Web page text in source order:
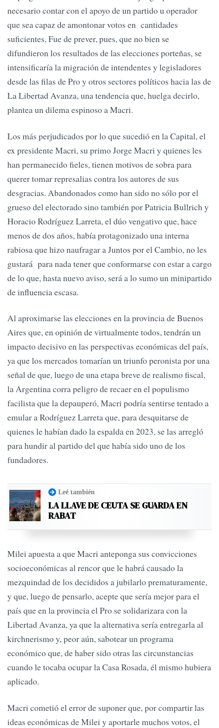
necesario contar con el apoyo de un partido u operador
que sea capaz de amontonar votos en cantidades
suficientes, Fue de prever, pues, que no bien se
difundieron los resultados de las elecciones porteñas, se
intensificaría la migración de intendentes y legisladores
desde las filas de Pro y otros sectores políticos hacia las de
La Libertad Avanza, una tendencia que, huelga decirlo,
plantea un dilema espinoso a Macri.
Los más perjudicados por lo que sucedió en la Capital, el
ex presidente Macri, su primo Jorge Macri y quienes les
han permanecido fieles, tienen motivos de sobra para
querer tomar represalias contra los autores de sus
desgracias. Abandonados como han sido no sólo por el
grueso del electorado sino también por Patricia Bullrich y
Horacio Rodríguez Larreta, el dúo vengativo que, hace
menos de dos años, había protagonizado una interna
rabiosa que hizo naufragar a Juntos por el Cambio, no les
gustará para nada tener que conformarse con estar a cargo
de lo que, hasta nuevo aviso, será a lo sumo un minipartido
de influencia escasa.
Al aproximarse las elecciones en la provincia de Buenos
Aires que, en opinión de virtualmente todos, tendrán un
impacto decisivo en las perspectivas económicas del país,
ya que los mercados tomarían un triunfo peronista por una
señal de que, luego de una etapa breve de realismo fiscal,
la Argentina corra peligro de recaer en el populismo
facilista que la depauperó, Macri podría sentirse tentado a
emular a Rodríguez Larreta que, para desquitarse de
quienes le habían dado la espalda en 2023, se las arregló
para hundir al partido del que había sido uno de los
fundadores.
Leé también
LA LLAVE DE CEUTA SE GUARDA EN
RABAT
Milei apuesta a que Macri anteponga sus convicciones
socioeconómicas al rencor que le habrá causado la
mezquindad de los decididos a jubilarlo prematuramente,
y que, luego de pensarlo, acepte que sería mejor para el
país que en la provincia el Pro se solidarizara con la
Libertad Avanza, ya que la alternativa sería entregarla al
kirchnerismo y, peor aún, sabotear un programa
económico que, de haber sido otras las circunstancias
cuando le tocaba ocupar la Casa Rosada, él mismo hubiera
aplicado.
Macri cometió el error de suponer que, por compartir las
ideas económicas de Milei y aportarle muchos votos, el